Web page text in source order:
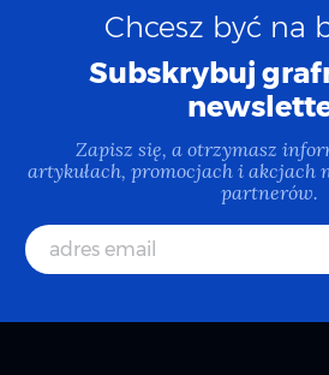
Chcesz być na
Subskrybuj
Zapisz się, a otrzymasz
artykułach, promocjach i akcjach
partnerów.